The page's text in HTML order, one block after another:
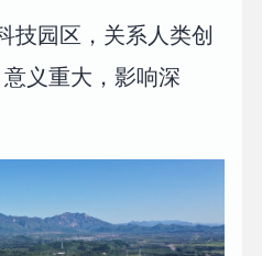
技园区，关系人类创
义重大，影响深